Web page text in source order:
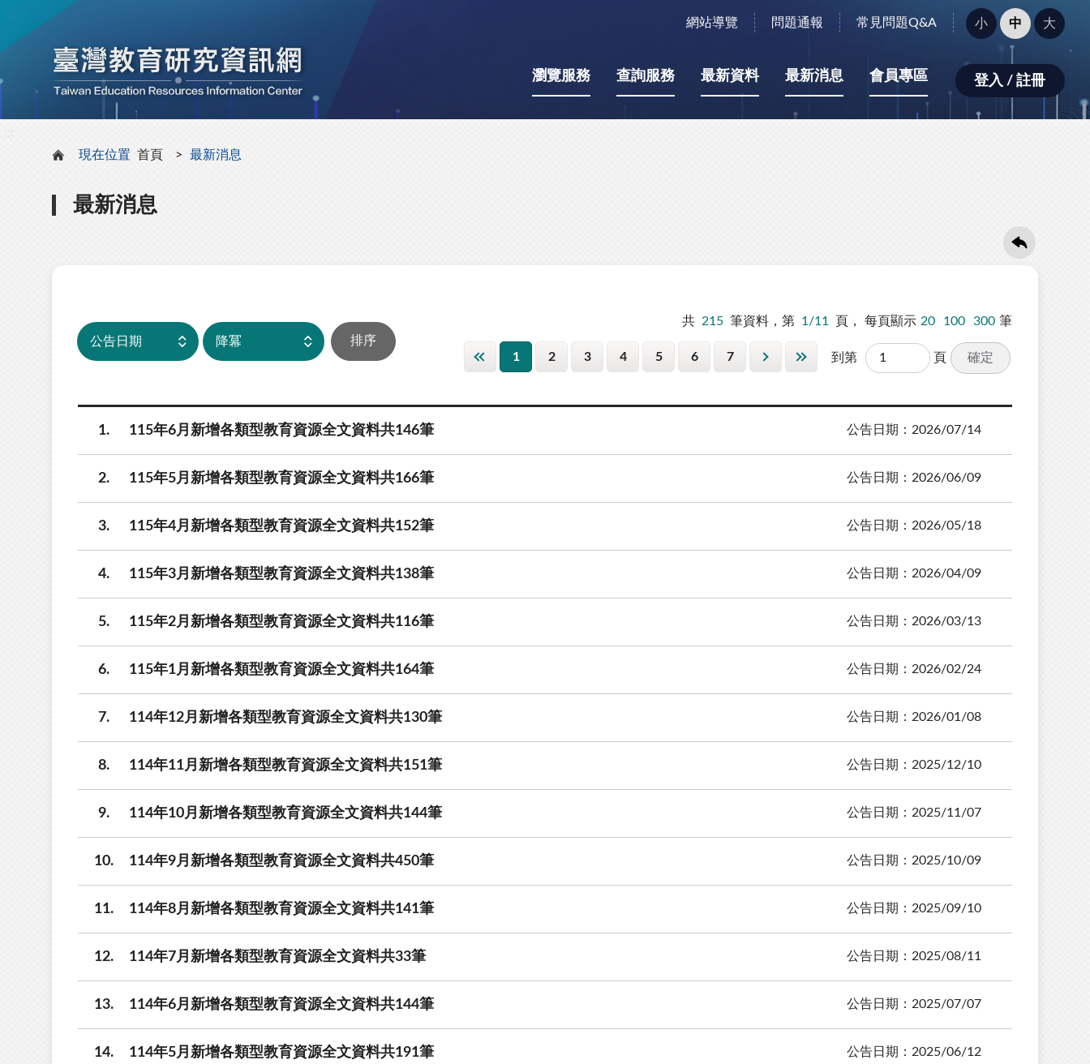
網站導覽 問題通報 常見問題Q&A
字
型
小：
小 中 大
瀏覽服務 查詢服務 最新資料 最新消息 會員專區 登入 / 註冊
現在位置 首頁 最新消息
最新消息
共 215 筆資料，第 1/11 頁， 每頁顯示 20 100 300 筆
1 2 3 4 5 6 7 到第 頁 確定
1 115年6月新增各類型教育資源全文資料共146筆 公告日期：2026/07/14
2 115年5月新增各類型教育資源全文資料共166筆 公告日期：2026/06/09
3 115年4月新增各類型教育資源全文資料共152筆 公告日期：2026/05/18
4 115年3月新增各類型教育資源全文資料共138筆 公告日期：2026/04/09
5 115年2月新增各類型教育資源全文資料共116筆 公告日期：2026/03/13
6 115年1月新增各類型教育資源全文資料共164筆 公告日期：2026/02/24
7 114年12月新增各類型教育資源全文資料共130筆 公告日期：2026/01/08
8 114年11月新增各類型教育資源全文資料共151筆 公告日期：2025/12/10
9 114年10月新增各類型教育資源全文資料共144筆 公告日期：2025/11/07
10 114年9月新增各類型教育資源全文資料共450筆 公告日期：2025/10/09
11 114年8月新增各類型教育資源全文資料共141筆 公告日期：2025/09/10
12 114年7月新增各類型教育資源全文資料共33筆 公告日期：2025/08/11
13 114年6月新增各類型教育資源全文資料共144筆 公告日期：2025/07/07
14 114年5月新增各類型教育資源全文資料共191筆 公告日期：2025/06/12